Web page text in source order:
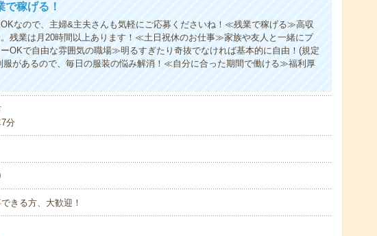
稼げる！
なので、主婦&主夫さんも気軽にご応募くださいね！≪残業で稼げる≫高収
残業は月20時間以上あります！≪土日祝休のお仕事≫家族や友人と一緒にプ
OKで自由な雰囲気の職場≫明るすぎたり奇抜でなければ基本的に自由！(規定
があるので、毎日の服装の悩み解消！≪自分に合った期間で働ける≫福利厚
分
きる方、大歓迎！